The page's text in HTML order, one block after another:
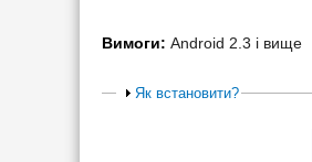
Вимоги: Android 2.3 і вище
Як встановити?